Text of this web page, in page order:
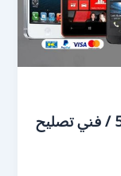
رقم محل تلفونات الرقة / 56585547 / فني تصليح